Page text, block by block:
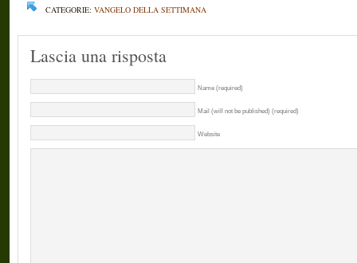
CATEGORIE: VANGELO DELLA SETTIMANA
Lascia una risposta
Name (required)
Mail (will not be published) (required)
Website